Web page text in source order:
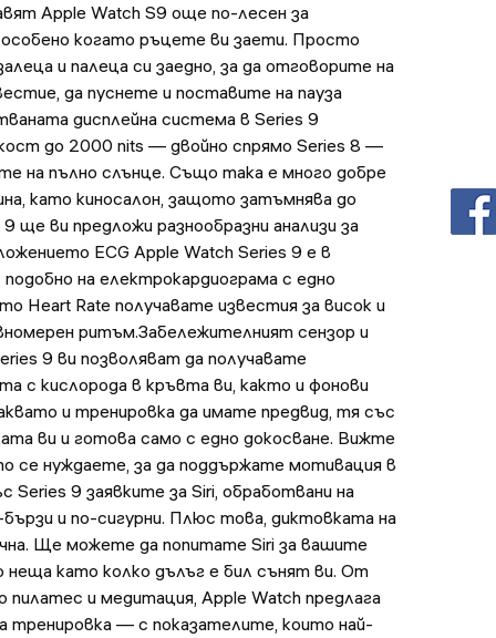
Apple Watch S9 още по-лесен за
особено когато ръцете ви заети. Просто
и палеца си заедно, за да отговорите на
да пуснете и поставите на пауза
дисплейна система в Series 9
до 2000 nits — двойно спрямо Series 8 —
на пълно слънце. Също така е много добре
като киносалон, защото затъмнява до
ще ви предложи разнообразни анализи за
ECG Apple Watch Series 9 е в
на електрокардиограма с едно
Heart Rate получавате известия за висок и
ритъм.Забележителният сензор и
9 ви позволяват да получавате
с кислорода в кръвта ви, както и фонови
и тренировка да имате предвид, тя със
ви и готова само с едно докосване. Вижте
се нуждаете, за да поддържате мотивация в
Series 9 заявките за Siri, обработвани на
и по-сигурни. Плюс това, диктовката на
Ще можете да попитате Siri за вашите
неща като колко дълъг е бил сънят ви. От
пилатес и медитация, Apple Watch предлага
тренировка — с показателите, които най-